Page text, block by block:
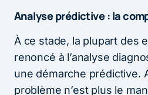
Analyse prédictive : la
À ce stade, la plupart des
renoncé à l’analyse
une démarche prédictive.
problème n’est plus le